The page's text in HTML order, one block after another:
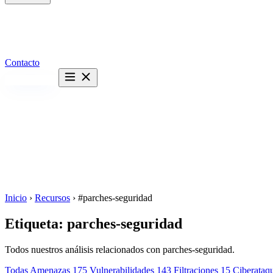
Contacto
Inicio › Recursos › #parches-seguridad
Etiqueta: parches-seguridad
Todos nuestros análisis relacionados con parches-seguridad.
Todas Amenazas 175 Vulnerabilidades 143 Filtraciones 15